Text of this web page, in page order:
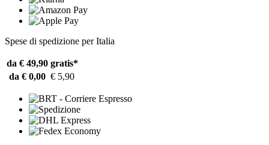
Spese di spedizione per Italia
da € 49,90 gratis*
da € 0,00 € 5,90